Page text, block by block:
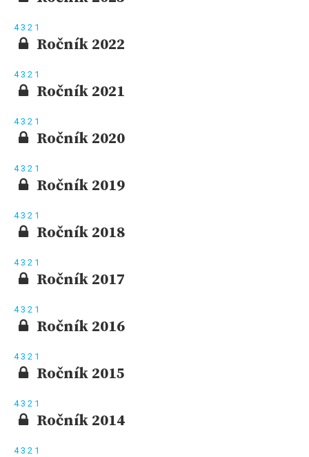
43 2 1
Ročník 2022
43 2 1
Ročník 2021
43 2 1
Ročník 2020
43 2 1
Ročník 2019
43 2 1
Ročník 2018
43 2 1
Ročník 2017
43 2 1
Ročník 2016
43 2 1
Ročník 2015
43 2 1
Ročník 2014
43 2 1